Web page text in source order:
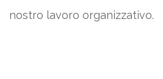
nostro lavoro organizzativo.